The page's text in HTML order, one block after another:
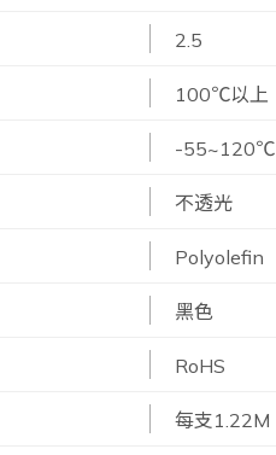
2.5
100℃以上
-55~120℃
不透光
Polyolefin
黑色
RoHS
每支1.22M